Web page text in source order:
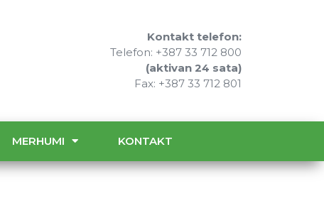
Kontakt telefon:
Telefon: +387 33 712 800
(aktivan 24 sata)
Fax: +387 33 712 801
MERHUMI KONTAKT